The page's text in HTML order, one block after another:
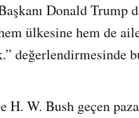
Donald Trump
ülkesine hem de
değerlendirmesinde
H. W. Bush geçen